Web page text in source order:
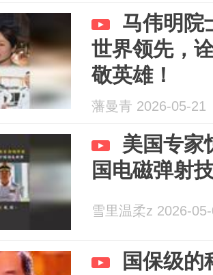
马伟明院
世界领先，
敬英雄！
藩曼青 2026-05-21
美国专家
国电磁弹射
雪里温柔z 2026-
国保级的